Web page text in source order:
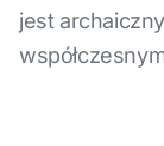
jest